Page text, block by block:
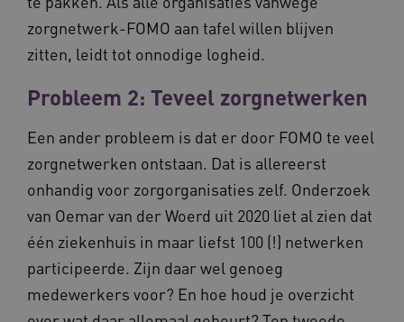
zorgnetwerk-FOMO aan tafel willen blijven
zitten, leidt tot onnodige logheid.
Probleem 2: Teveel zorgnetwerken
Een ander probleem is dat er door FOMO te veel
zorgnetwerken ontstaan. Dat is allereerst
onhandig voor zorgorganisaties zelf. Onderzoek
van Oemar van der Woerd uit 2020 liet al zien dat
één ziekenhuis in maar liefst 100 (!) netwerken
participeerde. Zijn daar wel genoeg
medewerkers voor? En hoe houd je overzicht
ARRAffinity
Microsoft
ARRAffinitySameSite
Microsoft
.vilans.nl